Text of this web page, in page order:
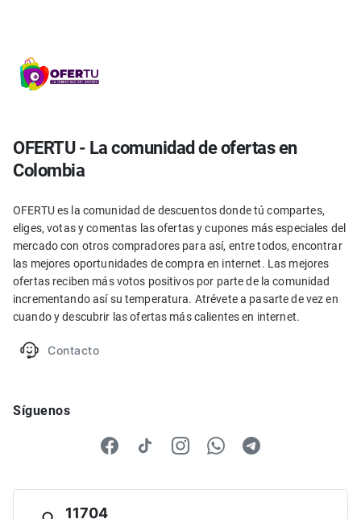
OFERTU - La comunidad de ofertas en
Colombia
OFERTU es la comunidad de descuentos donde tú compartes,
eliges, votas y comentas las ofertas y cupones más especiales del
mercado con otros compradores para así, entre todos, encontrar
las mejores oportunidades de compra en internet. Las mejores
ofertas reciben más votos positivos por parte de la comunidad
incrementando así su temperatura. Atrévete a pasarte de vez en
cuando y descubrir las ofertas más calientes en internet.
Contacto
Síguenos
11704